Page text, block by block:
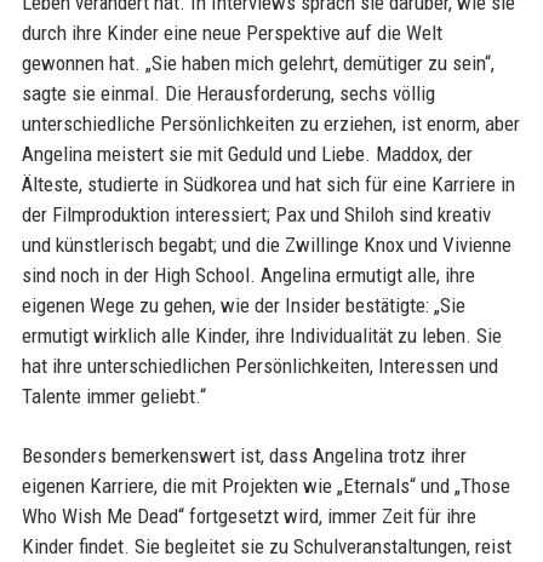
durch ihre Kinder eine neue Perspektive auf die Welt
gewonnen hat. „Sie haben mich gelehrt, demütiger zu sein“,
sagte sie einmal. Die Herausforderung, sechs völlig
unterschiedliche Persönlichkeiten zu erziehen, ist enorm, aber
Angelina meistert sie mit Geduld und Liebe. Maddox, der
Älteste, studierte in Südkorea und hat sich für eine Karriere in
der Filmproduktion interessiert; Pax und Shiloh sind kreativ
und künstlerisch begabt; und die Zwillinge Knox und Vivienne
sind noch in der High School. Angelina ermutigt alle, ihre
eigenen Wege zu gehen, wie der Insider bestätigte: „Sie
ermutigt wirklich alle Kinder, ihre Individualität zu leben. Sie
hat ihre unterschiedlichen Persönlichkeiten, Interessen und
Talente immer geliebt.“
Besonders bemerkenswert ist, dass Angelina trotz ihrer
eigenen Karriere, die mit Projekten wie „Eternals“ und „Those
Who Wish Me Dead“ fortgesetzt wird, immer Zeit für ihre
Kinder findet. Sie begleitet sie zu Schulveranstaltungen, reist